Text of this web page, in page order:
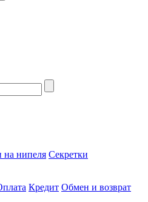
на нипеля Секретки
Кредит Обмен и возврат